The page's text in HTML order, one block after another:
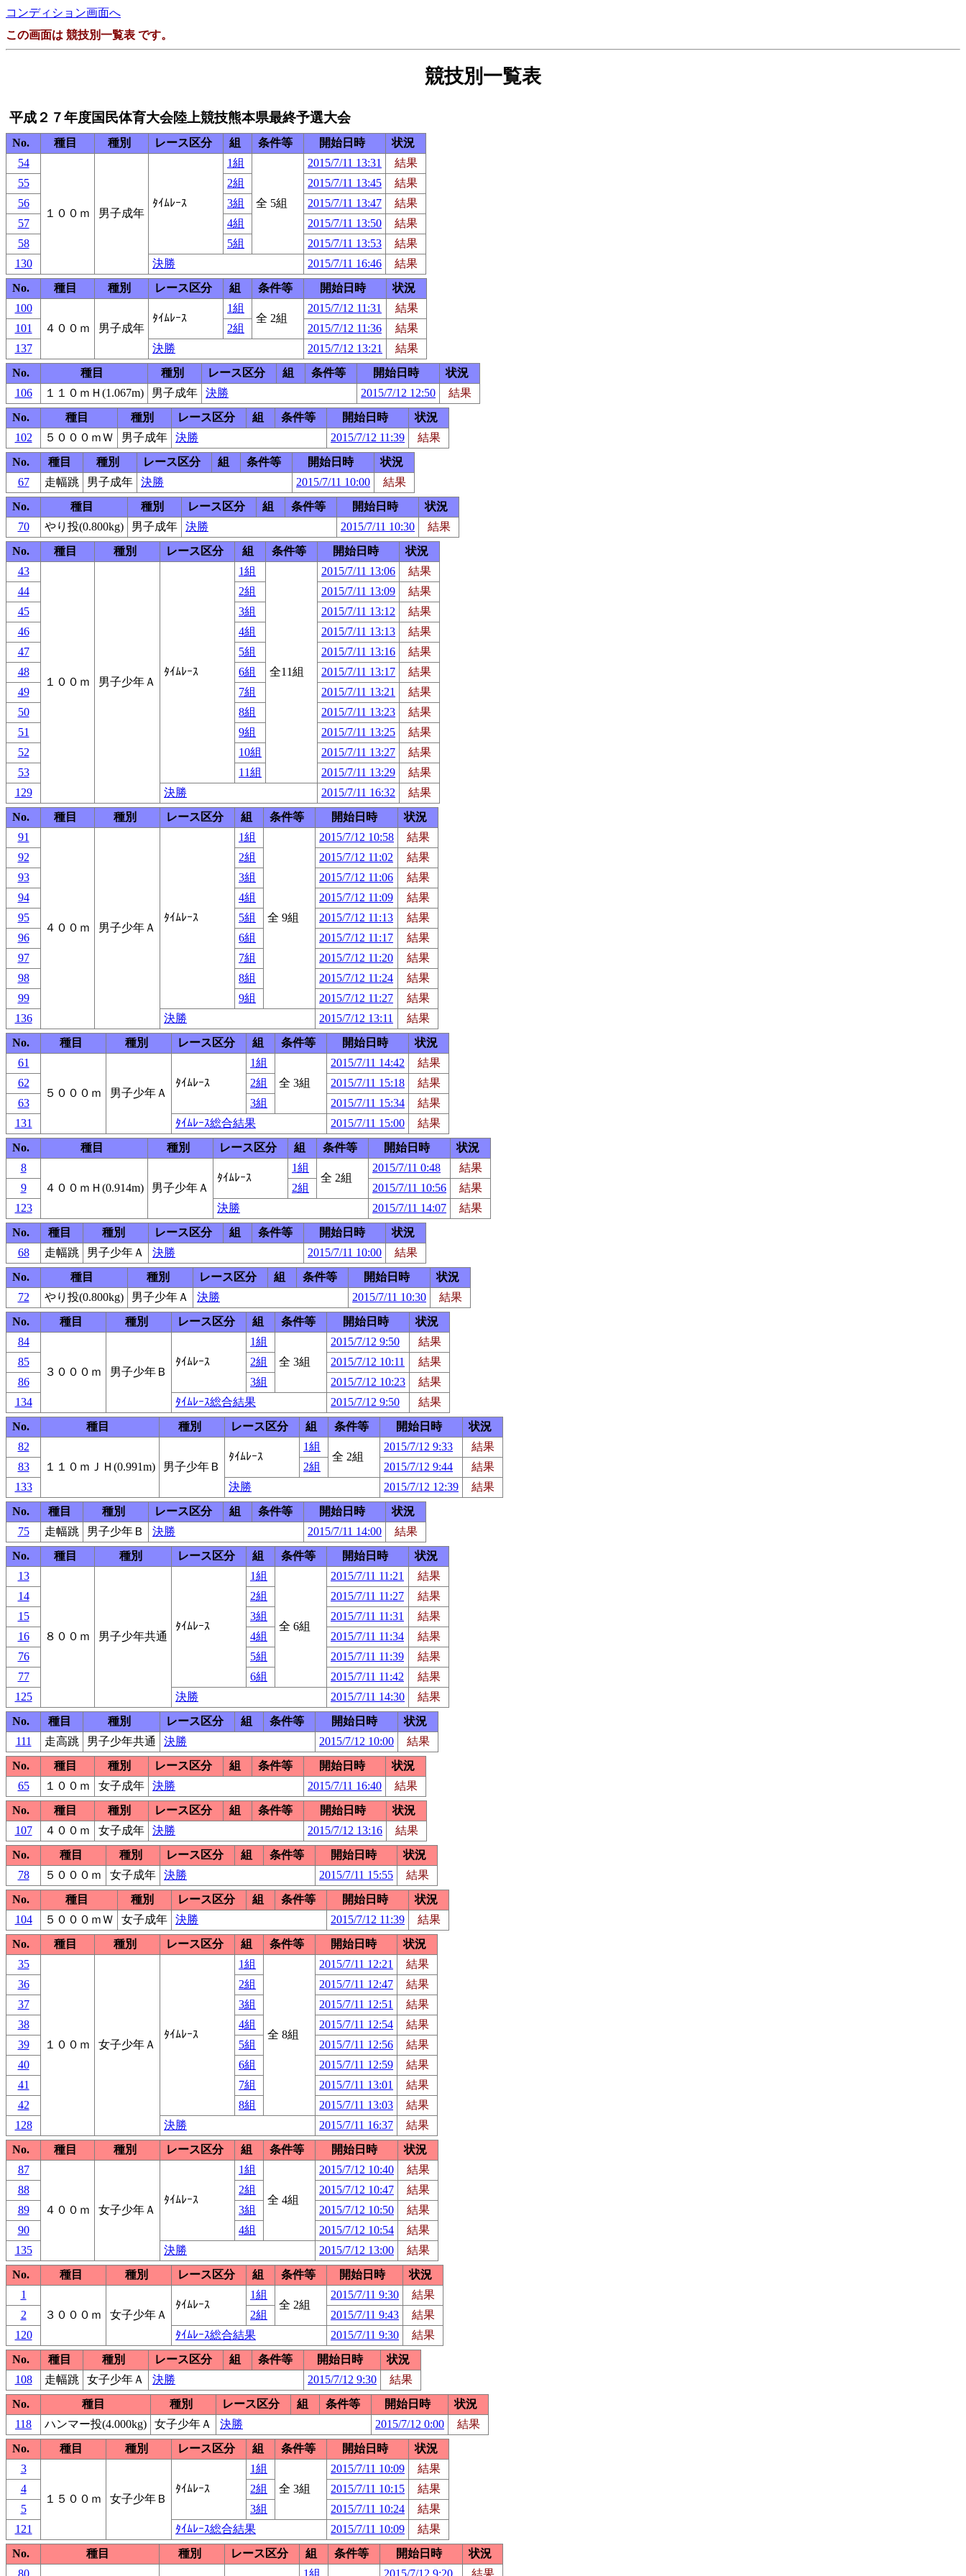
コンディション画面へ
この画面は 競技別一覧表 です。
競技別一覧表
平成２７年度国民体育大会陸上競技熊本県最終予選大会
No. 種目 種別 レース区分 組 条件等 開始日時
状況
54
１００ｍ 男子成年
ﾀｲﾑﾚｰｽ
1組
全 5組
2015/7/11 13:31
結果
55
2組 2015/7/11 13:45
結果
56
3組 2015/7/11 13:47
結果
57
4組 2015/7/11 13:50
結果
58
5組 2015/7/11 13:53
結果
130
決勝 2015/7/11 16:46
結果
No.
種目 種別 レース区分 組 条件等 開始日時
状況
100
４００ｍ
男子成年
ﾀｲﾑﾚｰｽ
1組
全 2組
2015/7/12 11:31
結果
101
2組 2015/7/12 11:36
結果
137
決勝 2015/7/12 13:21
結果
No.
種目 種別 レース区分 組 条件等 開始日時
状況
106
１１０ｍＨ(1.067m) 男子成年 決勝 2015/7/12 12:50
結果
No.
種目 種別 レース区分 組 条件等 開始日時
状況
102
５０００ｍＷ 男子成年 決勝 2015/7/12 11:39
結果
No.
種目 種別 レース区分 組 条件等 開始日時
状況
67
走幅跳 男子成年 決勝 2015/7/11 10:00
結果
No.
種目 種別 レース区分 組 条件等 開始日時
状況
70
やり投(0.800kg) 男子成年 決勝 2015/7/11 10:30
結果
No.
種目 種別 レース区分 組 条件等 開始日時
状況
43
１００ｍ 男子少年Ａ
ﾀｲﾑﾚｰｽ
1組
全11組
2015/7/11 13:06
結果
44
2組 2015/7/11 13:09
結果
45
3組 2015/7/11 13:12
結果
46
4組 2015/7/11 13:13
結果
47
5組 2015/7/11 13:16
結果
48
6組 2015/7/11 13:17
結果
49
7組 2015/7/11 13:21
結果
50
8組 2015/7/11 13:23
結果
51
9組 2015/7/11 13:25
結果
52
10組 2015/7/11 13:27
結果
53
11組 2015/7/11 13:29
結果
129
決勝 2015/7/11 16:32
結果
No.
種目 種別 レース区分 組 条件等 開始日時
状況
91
４００ｍ 男子少年Ａ
ﾀｲﾑﾚｰｽ
1組
全 9組
2015/7/12 10:58
結果
92
2組 2015/7/12 11:02
結果
93
3組 2015/7/12 11:06
結果
94
4組 2015/7/12 11:09
結果
95
5組 2015/7/12 11:13
結果
96
6組 2015/7/12 11:17
結果
97
7組 2015/7/12 11:20
結果
98
8組 2015/7/12 11:24
結果
99
9組 2015/7/12 11:27
結果
136
決勝 2015/7/12 13:11
結果
No.
種目 種別 レース区分 組 条件等 開始日時
状況
61
５０００ｍ 男子少年Ａ
ﾀｲﾑﾚｰｽ
1組
全 3組
2015/7/11 14:42
結果
62
2組 2015/7/11 15:18
結果
63
3組 2015/7/11 15:34
結果
131
ﾀｲﾑﾚｰｽ総合結果 2015/7/11 15:00
結果
No.
種目 種別 レース区分 組 条件等 開始日時
状況
8
４００ｍＨ(0.914m)
男子少年Ａ
ﾀｲﾑﾚｰｽ
1組
全 2組
2015/7/11 0:48
結果
9
2組 2015/7/11 10:56
結果
123
決勝 2015/7/11 14:07
結果
No.
種目 種別 レース区分 組 条件等 開始日時
状況
68
走幅跳 男子少年Ａ 決勝 2015/7/11 10:00
結果
No.
種目 種別 レース区分 組 条件等 開始日時
状況
72
やり投(0.800kg) 男子少年Ａ 決勝 2015/7/11 10:30
結果
No.
種目 種別 レース区分 組 条件等 開始日時
状況
84
３０００ｍ 男子少年Ｂ
ﾀｲﾑﾚｰｽ
1組
全 3組
2015/7/12 9:50
結果
85
2組 2015/7/12 10:11
結果
86
3組 2015/7/12 10:23
結果
134
ﾀｲﾑﾚｰｽ総合結果 2015/7/12 9:50
結果
No.
種目 種別 レース区分 組 条件等 開始日時
状況
82
１１０ｍＪＨ(0.991m)
男子少年Ｂ
ﾀｲﾑﾚｰｽ
1組
全 2組
2015/7/12 9:33
結果
83
2組 2015/7/12 9:44
結果
133
決勝 2015/7/12 12:39
結果
No.
種目 種別 レース区分 組 条件等 開始日時
状況
75
走幅跳 男子少年Ｂ 決勝 2015/7/11 14:00
結果
No.
種目 種別 レース区分 組 条件等 開始日時
状況
13
８００ｍ 男子少年共通
ﾀｲﾑﾚｰｽ
1組
全 6組
2015/7/11 11:21
結果
14
2組 2015/7/11 11:27
結果
15
3組 2015/7/11 11:31
結果
16
4組 2015/7/11 11:34
結果
76
5組 2015/7/11 11:39
結果
77
6組 2015/7/11 11:42
結果
125
決勝 2015/7/11 14:30
結果
No.
種目 種別 レース区分 組 条件等 開始日時
状況
111
走高跳 男子少年共通 決勝 2015/7/12 10:00
結果
No.
種目 種別 レース区分 組 条件等 開始日時
状況
65
１００ｍ 女子成年 決勝 2015/7/11 16:40
結果
No.
種目 種別 レース区分 組 条件等 開始日時
状況
107
４００ｍ 女子成年 決勝 2015/7/12 13:16
結果
No.
種目 種別 レース区分 組 条件等 開始日時
状況
78
５０００ｍ 女子成年 決勝 2015/7/11 15:55
結果
No.
種目 種別 レース区分 組 条件等 開始日時
状況
104
５０００ｍＷ 女子成年 決勝 2015/7/12 11:39
結果
No.
種目 種別 レース区分 組 条件等 開始日時
状況
35
１００ｍ 女子少年Ａ
ﾀｲﾑﾚｰｽ
1組
全 8組
2015/7/11 12:21
結果
36
2組 2015/7/11 12:47
結果
37
3組 2015/7/11 12:51
結果
38
4組 2015/7/11 12:54
結果
39
5組 2015/7/11 12:56
結果
40
6組 2015/7/11 12:59
結果
41
7組 2015/7/11 13:01
結果
42
8組 2015/7/11 13:03
結果
128
決勝 2015/7/11 16:37
結果
No.
種目 種別 レース区分 組 条件等 開始日時
状況
87
４００ｍ 女子少年Ａ
ﾀｲﾑﾚｰｽ
1組
全 4組
2015/7/12 10:40
結果
88
2組 2015/7/12 10:47
結果
89
3組 2015/7/12 10:50
結果
90
4組 2015/7/12 10:54
結果
135
決勝 2015/7/12 13:00
結果
No.
種目 種別 レース区分 組 条件等 開始日時
状況
1
３０００ｍ
女子少年Ａ
ﾀｲﾑﾚｰｽ
1組
全 2組
2015/7/11 9:30
結果
2
2組 2015/7/11 9:43
結果
120
ﾀｲﾑﾚｰｽ総合結果 2015/7/11 9:30
結果
No.
種目 種別 レース区分 組 条件等 開始日時
状況
108
走幅跳 女子少年Ａ 決勝 2015/7/12 9:30
結果
No.
種目 種別 レース区分 組 条件等 開始日時
状況
118
ハンマー投(4.000kg) 女子少年Ａ 決勝 2015/7/12 0:00
結果
No.
種目 種別 レース区分 組 条件等 開始日時
状況
3
１５００ｍ 女子少年Ｂ
ﾀｲﾑﾚｰｽ
1組
全 3組
2015/7/11 10:09
結果
4
2組 2015/7/11 10:15
結果
5
3組 2015/7/11 10:24
結果
121
ﾀｲﾑﾚｰｽ総合結果 2015/7/11 10:09
結果
No.
種目 種別 レース区分 組 条件等 開始日時
状況
80
1組 2015/7/12 9:20 結果